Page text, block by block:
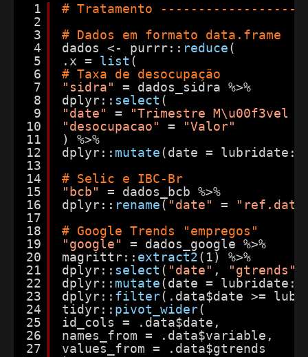
1
2
3
4
5
6
7
8
9
10
11
12
13
14
15
16
17
18
19
20
21
22
23
24
25
26
27
# Tratamento
# Dados em formato data.frame
dados <- purrr:: reduce(
.x = list (
# Taxa de desocupação
"sidra"
= dados_sidra %>%
dplyr:: select (
"date"
=
"Trimestre M\u00f3vel
"desocupacao"
=
"Valor"
) %>%
dplyr:: mutate(date = lubridate::
# Selic e IBC-Br
"bcb"
= dados_bcb %>%
dplyr:: rename( "date" =
# Google Trends "empregos"
"google"
= dados_google %>%
magrittr:: extract2(1) %>%
dplyr:: select ( "date" , "gtrends"
dplyr:: mutate(date = lubridate::
dplyr:: filter(.data$date >=
tidyr:: pivot_wider(
id_cols = .data$date,
names_from = .data$variable,
values_from = .data$gtrends